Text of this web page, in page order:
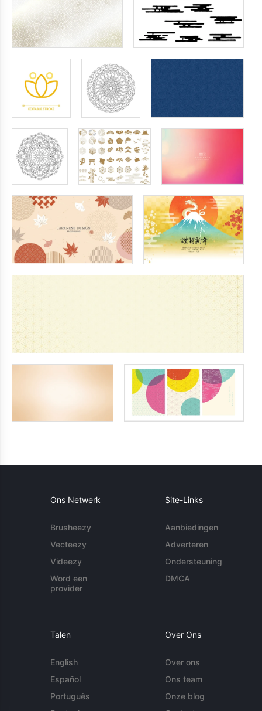
Ons Netwerk
Brusheezy
Vecteezy
Videezy
Word een
provider
Site-Links
Aanbiedingen
Adverteren
Ondersteuning
DMCA
Talen
English
Español
Português
Over Ons
Over ons
Ons team
Onze blog